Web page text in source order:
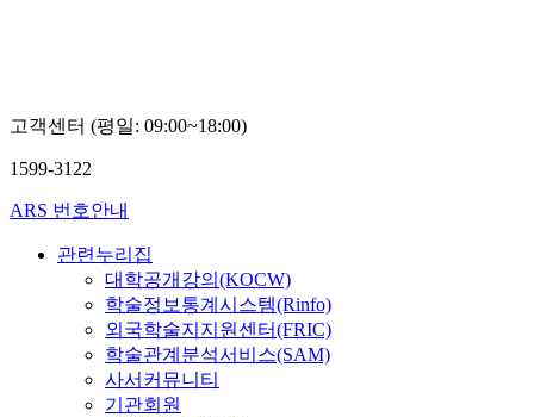
고객센터 (평일: 09:00~18:00)
1599-3122
ARS 번호안내
관련누리집
대학공개강의(KOCW)
학술정보통계시스템(Rinfo)
외국학술지지원센터(FRIC)
학술관계분석서비스(SAM)
사서커뮤니티
기관회원